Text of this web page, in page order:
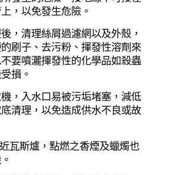
，以免發生危險。
，清理絲屑過濾網以及外殼，
刷子、去污粉、揮發性溶劑來
要噴灑揮發性的化學品如殺蟲
損。
，入水口易被污垢堵塞，減低
清理，以免造成供水不良或故
瓦斯爐，點燃之香煙及蠟燭也